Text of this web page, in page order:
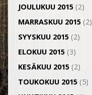
JOULUKUU 2015(2)
MARRASKUU 2015(2)
SYYSKUU 2015(2)
ELOKUU 2015(3)
KESÄKUU 2015(2)
TOUKOKUU 2015(5)